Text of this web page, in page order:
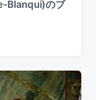
Blanqui)のブ